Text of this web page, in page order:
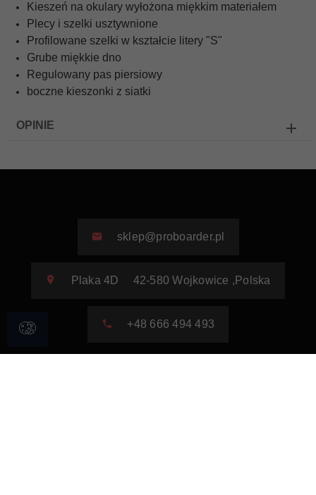
Kieszeń na okulary wyłożona miękkim materiałem
Plecy i szelki usztywnione
Profilowane szelki w kształcie litery "S"
Grube miękkie dno
Regulowany pas piersiowy
boczne kieszonki z siatki
OPINIE
sklep@proboarder.pl
Plaka 4D 42-580 Wojkowice , Polska
+48 666 494 493